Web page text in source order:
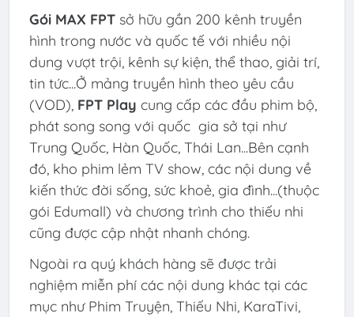
Gói MAX FPTsở hữu gần 200 kênh truyền
hình trong nước và quốc tế với nhiều nội
dung vượt trội, kênh sự kiện, thể thao, giải trí,
tin tức...Ở mảng truyền hình theo yêu cầu
(VOD), FPT Play cung cấp các đầu phim bộ,
phát song song với quốc gia sở tại như
Trung Quốc, Hàn Quốc, Thái Lan...Bên cạnh
đó, kho phim lẻm TV show, các nội dung về
kiến thức đời sống, sức khoẻ, gia đình...(thuộc
gói Edumall) và chương trình cho thiếu nhi
cũng được cập nhật nhanh chóng.
Ngoài ra quý khách hàng sẽ được trải
nghiệm miễn phí các nội dung khác tại các
mục như Phim Truyện, Thiếu Nhi, KaraTivi,